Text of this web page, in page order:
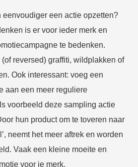
eenvoudiger een actie opzetten?
is er voor ieder merk en
te bedenken.
reversed) graffiti, wildplakken of
Ook interessant: voeg een
aan een meer reguliere
voorbeeld deze sampling actie
hun product om te toveren naar
neemt het meer aftrek en worden
Vaak een kleine moeite en
voor je merk.